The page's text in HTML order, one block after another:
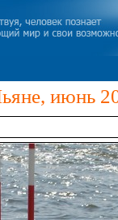
июнь